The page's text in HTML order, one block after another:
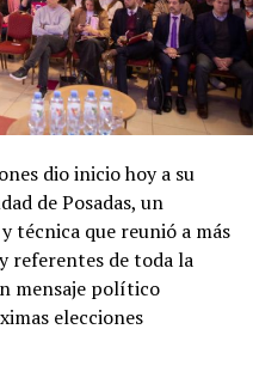
dio inicio hoy a su
de Posadas, un
técnica que reunió a más
referentes de toda la
mensaje político
elecciones